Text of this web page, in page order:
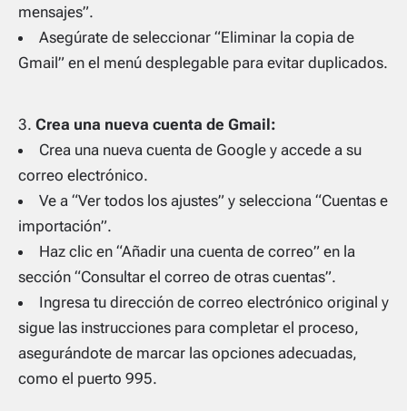
mensajes”.
Asegúrate de seleccionar “Eliminar la copia de
Gmail” en el menú desplegable para evitar duplicados.
Crea una nueva cuenta de Gmail:
Crea una nueva cuenta de Google y accede a su
correo electrónico.
Ve a “Ver todos los ajustes” y selecciona “Cuentas e
importación”.
Haz clic en “Añadir una cuenta de correo” en la
sección “Consultar el correo de otras cuentas”.
Ingresa tu dirección de correo electrónico original y
sigue las instrucciones para completar el proceso,
asegurándote de marcar las opciones adecuadas,
como el puerto 995.